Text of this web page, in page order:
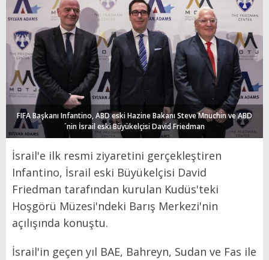
FIFA Başkanı Infantino, ABD eski Hazine Bakanı Steve Mnuchin ve ABD
´nin İsrail eski Büyükelçisi David Friedman
İsrail'e ilk resmi ziyaretini gerçekleştiren
Infantino, İsrail eski Büyükelçisi David
Friedman tarafından kurulan Kudüs'teki
Hoşgörü Müzesi'ndeki Barış Merkezi'nin
açılışında konuştu.
İsrail'in geçen yıl BAE, Bahreyn, Sudan ve Fas ile